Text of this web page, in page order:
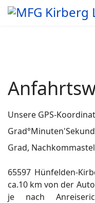
Unsere GPS-
Grad,
65597 Hünfelden-
ca.10 km von der
je nach